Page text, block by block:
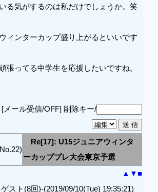
る気がするのは私だけでしょうか。笑
ィンターカップ盛り上がるといいです
張ってる中学生を応援したいですね。
[メール受信/OFF] 削除キー/
Re[17]: U15ジュニアウィンタ
ーカッププレ大会東京予選
▲ ▼■
スト(8回)-(2019/09/10(Tue) 19:35:21)